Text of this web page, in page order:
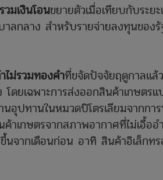
วมเงินโอนขยายตัวเมื่อเทียบกับระย
ลกลาง สำหรับรายจ่ายลงทุนของรั
ม่รวมทองคำที่ขจัดปัจจัยฤดูกาลแล้
ดยเฉพาะการส่งออกสินค้าเกษตร
อุปทานในหมวดปิโตรเลียมจากการ
เกษตรจากสภาพอากาศที่ไม่เอื้ออ
จากเดือนก่อน อาทิ สินค้าอิเล็กทร